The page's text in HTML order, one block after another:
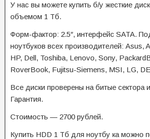
У нас вы можете купить б/у жесткие
объемом 1 Тб.
Форм-фактор: 2.5″, интерфейс SATA.
ноутбуков всех производителей: Asus,
HP, Dell, Toshiba, Lenovo, Sony,
RoverBook, Fujitsu-Siemens, MSI, LG,
Все диски проверены на битые сектора
Гарантия.
Стоимость — 2700 рублей.
Купить HDD 1 Тб для ноутбу ка можно